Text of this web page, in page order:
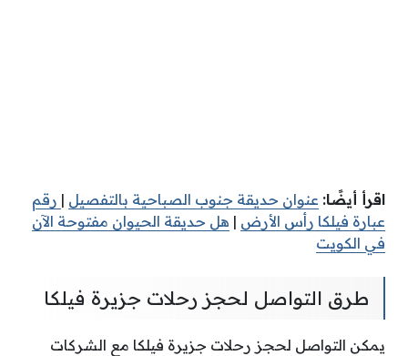
اقرأ أيضًا: عنوان حديقة جنوب الصباحية بالتفصيل | رقم
عبارة فيلكا رأس الأرض | هل حديقة الحيوان مفتوحة الآن
في الكويت
طرق التواصل لحجز رحلات جزيرة فيلكا
يمكن التواصل لحجز رحلات جزيرة فيلكا مع الشركات